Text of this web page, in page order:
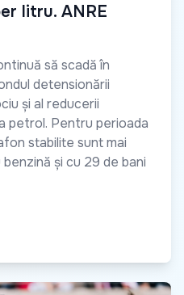
litru. ANRE
să scadă în
detensionării
și al reducerii
petrol. Pentru perioada
stabilite sunt mai
și cu 29 de bani